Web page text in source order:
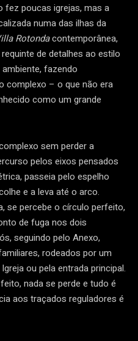
fez poucas igrejas, mas a
numa das ilhas da
Rotondacontemporânea,
de detalhes ao estilo
fazendo
complexo – o que não era
como um grande
sem perder a
pelos eixos pensados
passeia pelo espelho
e a leva até o arco.
se percebe o círculo perfeito,
de fuga nos dois
seguindo pelo Anexo,
rodeados por um
ou pela entrada principal.
nada se perde e tudo é
aos traçados reguladores é